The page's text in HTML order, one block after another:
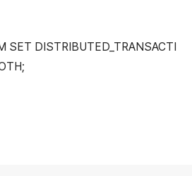
SET DISTRIBUTED_TRANSACTI